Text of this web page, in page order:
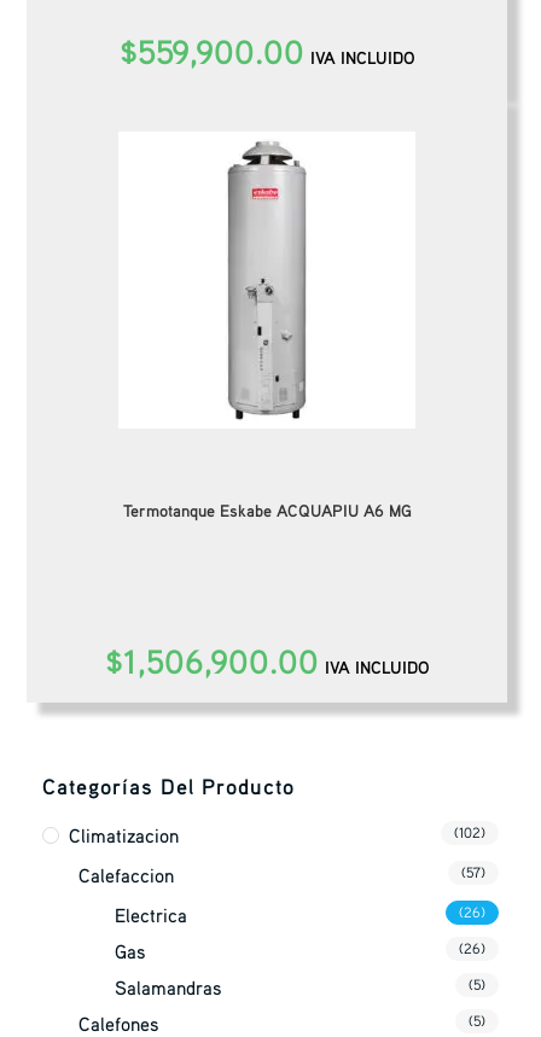
$559,900.00 IVA INCLUIDO
Termotanque Eskabe ACQUAPIU A6 MG
$1,506,900.00 IVA INCLUIDO
Categorías Del Producto
Climatizacion (102)
Calefaccion (57)
Electrica (26)
Gas (26)
Salamandras (5)
Calefones (5)